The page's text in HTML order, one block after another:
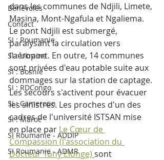
Bénévoles
Contact
SI : Roumanie
SI : Ukraine
SI : Bosnie
SI : RDCongo
SI : Cameroun
SI : Maroc
SI Roumanie - ADDIP
SI Roumanie - ADMR
dans les communes de Ndjili, Limete,
Masina, Mont-Ngafula et Ngaliema.
Le pont Ndjili est submergé,
paralysant la circulation vers
l'aéroport. En outre, 14 communes
sont privées d'eau potable suite aux
dommages sur la station de captage.
Les secours s'activent pour évacuer
les sinistrés. Les proches d'un des
cadres de l'université ISTSAN mise
en place par Le Cœur de
Compassion (l'association du
Docteur Tony Elonge) sont